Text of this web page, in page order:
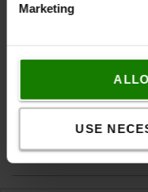
Marketing
USE
Pris ekskl. moms
Efter nærmere
1 afsendes 11-08-